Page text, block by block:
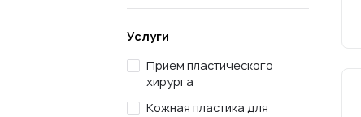
Услуги
Прием пластического
хирурга
Кожная пластика для